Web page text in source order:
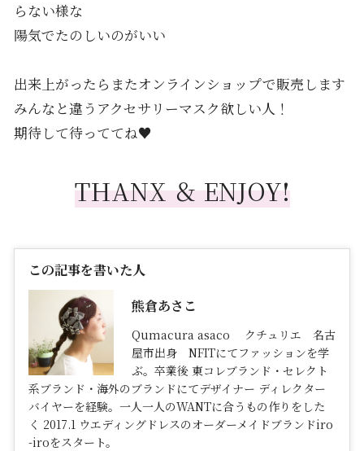
らない様な
陽気でたのしいのがいい
出来上がったらまたオンラインショップで販売します
みんなと違うアクセサリーマスク欲しい人！
期待して待っててね♥
THANX ＆ ENJOY!
この記事を書いた人
熊倉あさこ
Qumacura asaco クチュリエ 名古
屋市出身 NFITにてファッションを学
ぶ。卒業後 東コレブランド・セレクト
系ブランド・海外のブランドにてデザイナー ディレクター
バイヤーを経験。一人一人のWANTに合うもの作りをした
く 2017.1 ウエディングドレスのオーダーメイドブランドiro
-iroをスタート。